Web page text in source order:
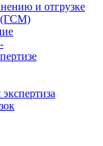
и отгрузке